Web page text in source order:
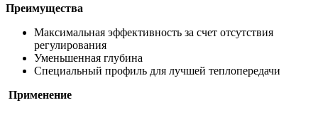
Преимущества
Максимальная эффективность за счет отсутствия
регулирования
Уменьшенная глубина
Специальный профиль для лучшей теплопередачи
Применение